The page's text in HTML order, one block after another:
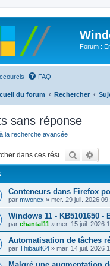
Forum :
FAQ
du forum Rechercher
sans réponse
la recherche avancée
Conteneurs dans Firefox
par mwonex » mer. 29 juil. 2026
Windows 11 - KB5101650 -
par chantal11 » mer. 15 juil. 2026
Automatisation de tâches
par Thibault64 » mar. 14 juil. 2026